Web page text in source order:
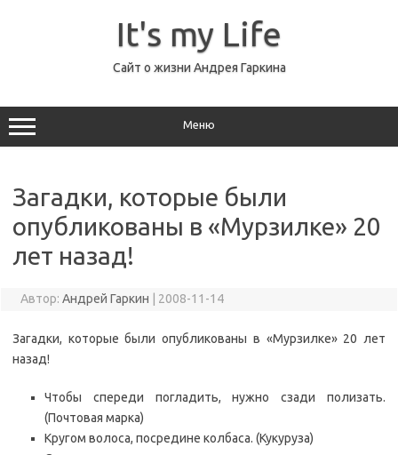
It's my Life
Сайт о жизни Андрея Гаркина
Меню
Загадки, которые были
опубликованы в «Мурзилке» 20
лет назад!
Автор: Андрей Гаркин 2008-11-14
Загадки, которые были опубликованы в «Мурзилке» 20 лет
назад!
Чтобы спереди погладить, нужно сзади полизать.
(Почтовая марка)
Кругом волоса, посредине колбаса. (Кукуруза)